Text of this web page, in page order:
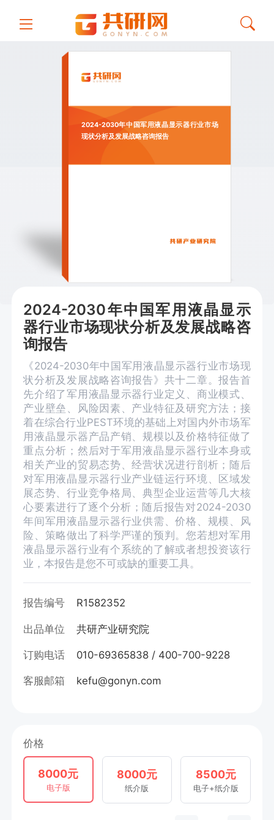
2024-2030年中国军用液晶显示器行业市场
现状分析及发展战略咨询报告
2024-2030年中国军用液晶显示
器行业市场现状分析及发展战略咨
询报告
《2024-2030年中国军用液晶显示器行业市场现
状分析及发展战略咨询报告》共十二章。报告首
先介绍了军用液晶显示器行业定义、商业模式、
产业壁垒、风险因素、产业特征及研究方法；接
着在综合行业PEST环境的基础上对国内外市场军
用液晶显示器产品产销、规模以及价格特征做了
重点分析；然后对于军用液晶显示器行业本身或
相关产业的贸易态势、经营状况进行剖析；随后
对军用液晶显示器行业产业链运行环境、区域发
展态势、行业竞争格局、典型企业运营等几大核
心要素进行了逐个分析；随后报告对2024-2030
年间军用液晶显示器行业供需、价格、规模、风
险、策略做出了科学严谨的预判。您若想对军用
液晶显示器行业有个系统的了解或者想投资该行
业，本报告是您不可或缺的重要工具。
报告编号 R1582352
出品单位 共研产业研究院
订购电话 010-69365838 / 400-700-9228
客服邮箱 kefu@gonyn.com
价格
8000元
电子版
8000元
纸介版
8500元
电子+纸介版